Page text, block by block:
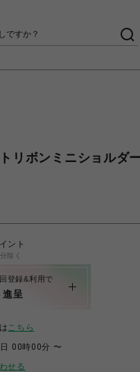
リボンミニショルダ
ント
除く
登録&利用で
呈
こちら
00時00分 〜
せる